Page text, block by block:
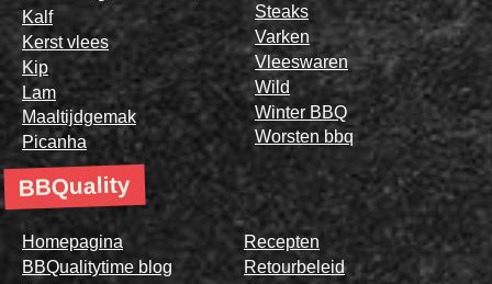
Kalf
Kerst vlees
Kip
Lam
Maaltijdgemak
Picanha
Steaks
Varken
Vleeswaren
Wild
Winter BBQ
Worsten bbq
BBQuality
Homepagina
BBQualitytime blog
Recepten
Retourbeleid